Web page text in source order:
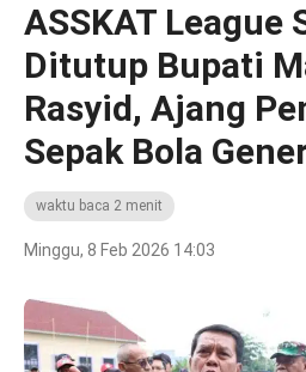
ASSKAT League
Ditutup Bupati
Rasyid, Ajang
Sepak Bola
waktu baca 2 menit
Minggu, 8 Feb 2026 14:03